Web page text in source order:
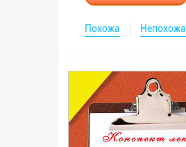
Похожа Непохожа